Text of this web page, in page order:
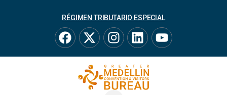
RÉGIMEN TRIBUTARIO ESPECIAL